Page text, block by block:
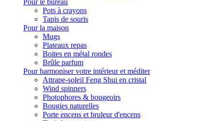
Pour le bureau
Pots à crayons
Tapis de souris
Pour la maison
Mugs
Plateaux repas
Boites en métal rondes
Brûle parfum
Pour harmoniser votre intérieur et méditer
Attrape-soleil Feng Shui en cristal
Wind spinners
Photophores & bougeoirs
Bougies naturelles
Porte encens et bruleur d'encens